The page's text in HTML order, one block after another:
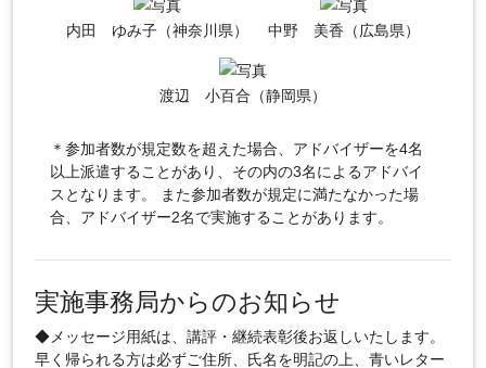
内田 ゆみ子（神奈川県） 中野 美香（広島県）
渡辺 小百合（静岡県）
＊参加者数が規定数を超えた場合、アドバイザーを4名
以上派遣することがあり、その内の3名によるアドバイ
スとなります。 また参加者数が規定に満たなかった場
合、アドバイザー2名で実施することがあります。
実施事務局からのお知らせ
◆メッセージ用紙は、講評・継続表彰後お返しいたします。
早く帰られる方は必ずご住所、氏名を明記の上、青いレター